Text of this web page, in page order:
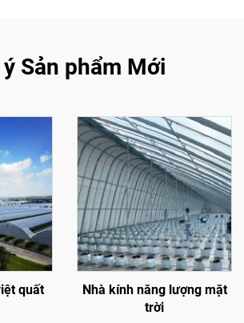
ý Sản phẩm Mới
quất
Nhà kính năng lượng mặt
trời